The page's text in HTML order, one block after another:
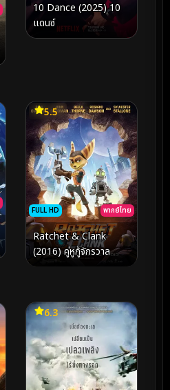
10 Dance (2025) 10
แดนซ์
FULL HD พากย์ไทย
5.5
Ratchet & Clank
(2016) คู่หูกู้จักรวาล
6.3